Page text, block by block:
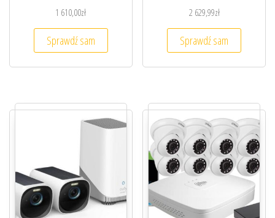
1 610,00zł
Sprawdź sam
2 629,99zł
Sprawdź sam